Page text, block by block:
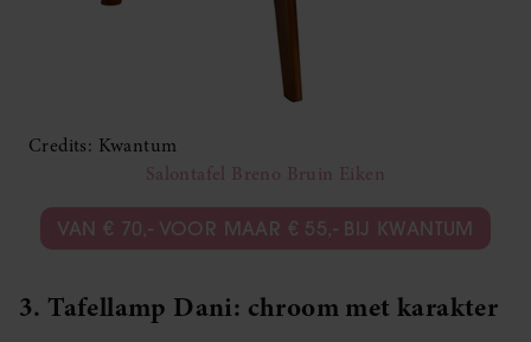
Credits: Kwantum
Salontafel Breno Bruin Eiken
VAN € 70,- VOOR MAAR € 55,- BIJ KWANTUM
3. Tafellamp Dani: chroom met karakter